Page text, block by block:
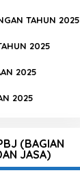
TAHUN 2025
2025
2025
2025
(BAGIAN
JASA)